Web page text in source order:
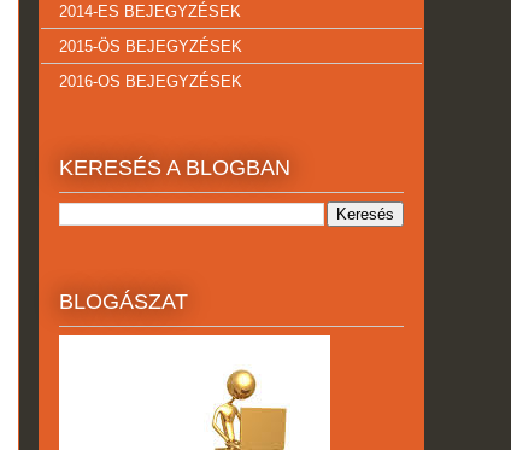
2014-ES BEJEGYZÉSEK
2015-ÖS BEJEGYZÉSEK
2016-OS BEJEGYZÉSEK
KERESÉS A BLOGBAN
BLOGÁSZAT